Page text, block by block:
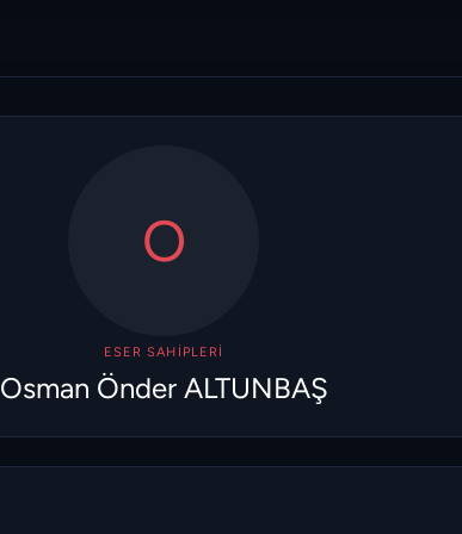
O
ESER SAHIPLERI
Osman Önder ALTUNBAŞ